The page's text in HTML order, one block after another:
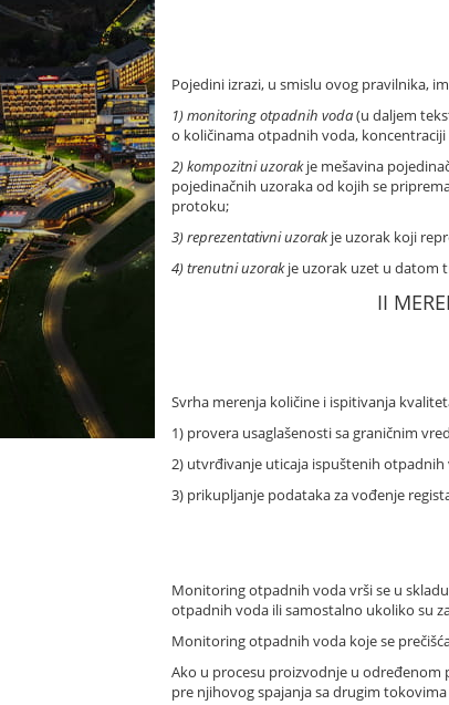
Pojedini izrazi, u smislu ovog pravilnika,
1) monitoring otpadnih voda(u daljem
o količinama otpadnih voda,
2) kompozitni uzorakje mešavina
pojedinačnih uzoraka od kojih se
protoku;
3) reprezentativni uzorakje uzorak koji
4) trenutni uzorakje uzorak uzet u datom
II
Svrha merenja količine i ispitivanja
1) provera usaglašenosti sa graničnim
2) utvrđivanje uticaja ispuštenih
3) prikupljanje podataka za vođenje
Monitoring otpadnih voda vrši se u
otpadnih voda ili samostalno ukoliko su
Monitoring otpadnih voda koje se
Ako u procesu proizvodnje u
pre njihovog spajanja sa drugim